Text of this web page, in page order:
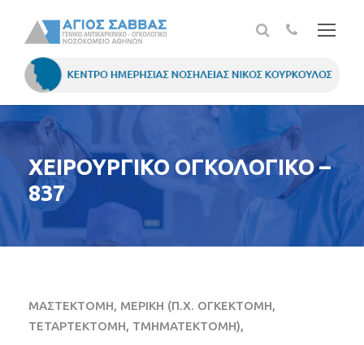
ΧΕΙΡΟΥΡΓΙΚΟ ΟΓΚΟΛΟΓΙΚΟ –
837
ΜΑΣΤΕΚΤΟΜΗ, ΜΕΡΙΚΗ (Π.Χ. ΟΓΚΕΚΤΟΜΗ,
ΤΕΤΑΡΤΕΚΤΟΜΗ, ΤΜΗΜΑΤΕΚΤΟΜΗ),